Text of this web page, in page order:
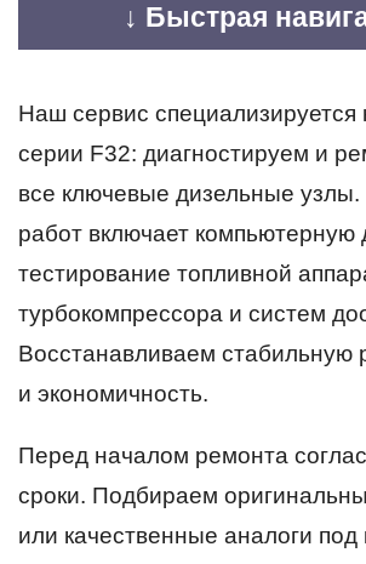
↓ Быстрая
Наш сервис специализируется
серии F32: диагностируем и
все ключевые дизельные узлы.
работ включает компьютерную
тестирование топливной
турбокомпрессора и систем
Восстанавливаем стабильную
и экономичность.
Перед началом ремонта
сроки. Подбираем
или качественные аналоги под